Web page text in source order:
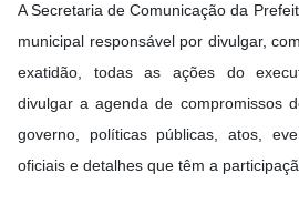
A Secretaria de Comunicação da
municipal responsável por divulgar,
exatidão, todas as ações do
divulgar a agenda de compromissos
governo, políticas públicas, atos,
oficiais e detalhes que têm a